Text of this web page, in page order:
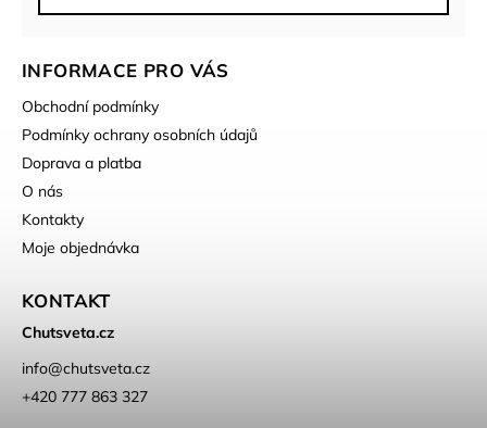
INFORMACE PRO VÁS
Obchodní podmínky
Podmínky ochrany osobních údajů
Doprava a platba
O nás
Kontakty
Moje objednávka
KONTAKT
Chutsveta.cz
info@chutsveta.cz
+420 777 863 327